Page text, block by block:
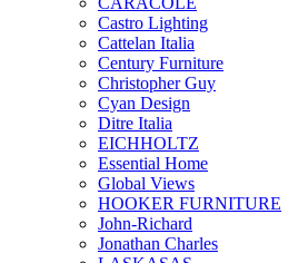
Castro Lighting
Cattelan Italia
Century Furniture
Christopher Guy
Cyan Design
Ditre Italia
EICHHOLTZ
Essential Home
Global Views
HOOKER FURNITURE
John-Richard
Jonathan Charles